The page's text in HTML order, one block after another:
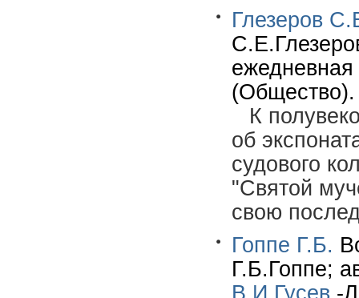
Глезеров
(Общество).
К
об
судового
"Святой
свою
Гоппе Г.Б.
Г.Б.Гоппе;
В.И.Гусев .-